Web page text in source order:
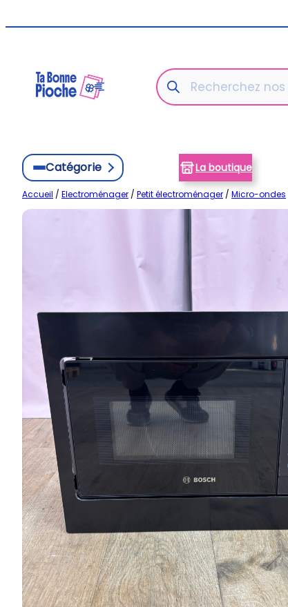
au
Recherche
de
produits
Catégorie La boutique
Accueil / Electroménager / Petit électroménager / Micro-ondes